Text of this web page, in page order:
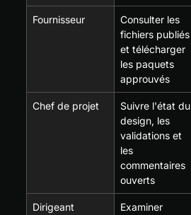
Fournisseur
Consulter les
fichiers publiés
et télécharger
les paquets
approuvés
Chef de projet
Suivre l'état du
design, les
validations et
les
commentaires
ouverts
Dirigeant
Examiner